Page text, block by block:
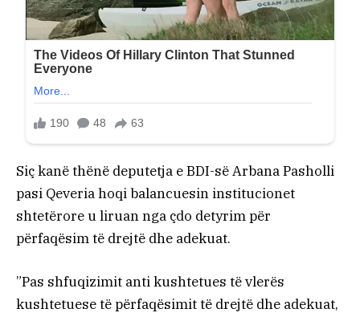
Siç kanë thënë deputetja e BDI-së Arbana Pasholli
pasi Qeveria hoqi balancuesin institucionet
shtetërore u liruan nga çdo detyrim për
përfaqësim të drejtë dhe adekuat.
”Pas shfuqizimit anti kushtetues të vlerës
kushtetuese të përfaqësimit të drejtë dhe adekuat,